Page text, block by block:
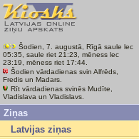
Šodien, 7. augustā, Rīgā saule lec
05:35, saule riet 21:23, mēness lec
23:19, mēness riet 17:44.
Šodien vārdadienas svin Alfrēds,
Fredis un Madars.
Rīt vārdadienas svinēs Mudīte,
Vladislava un Vladislavs.
Ziņas
Latvijas ziņas